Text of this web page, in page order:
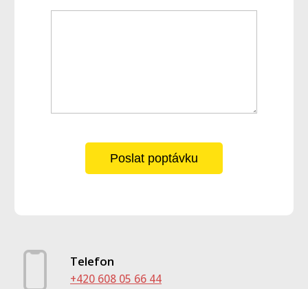
Poslat poptávku
Telefon
+420 608 05 66 44